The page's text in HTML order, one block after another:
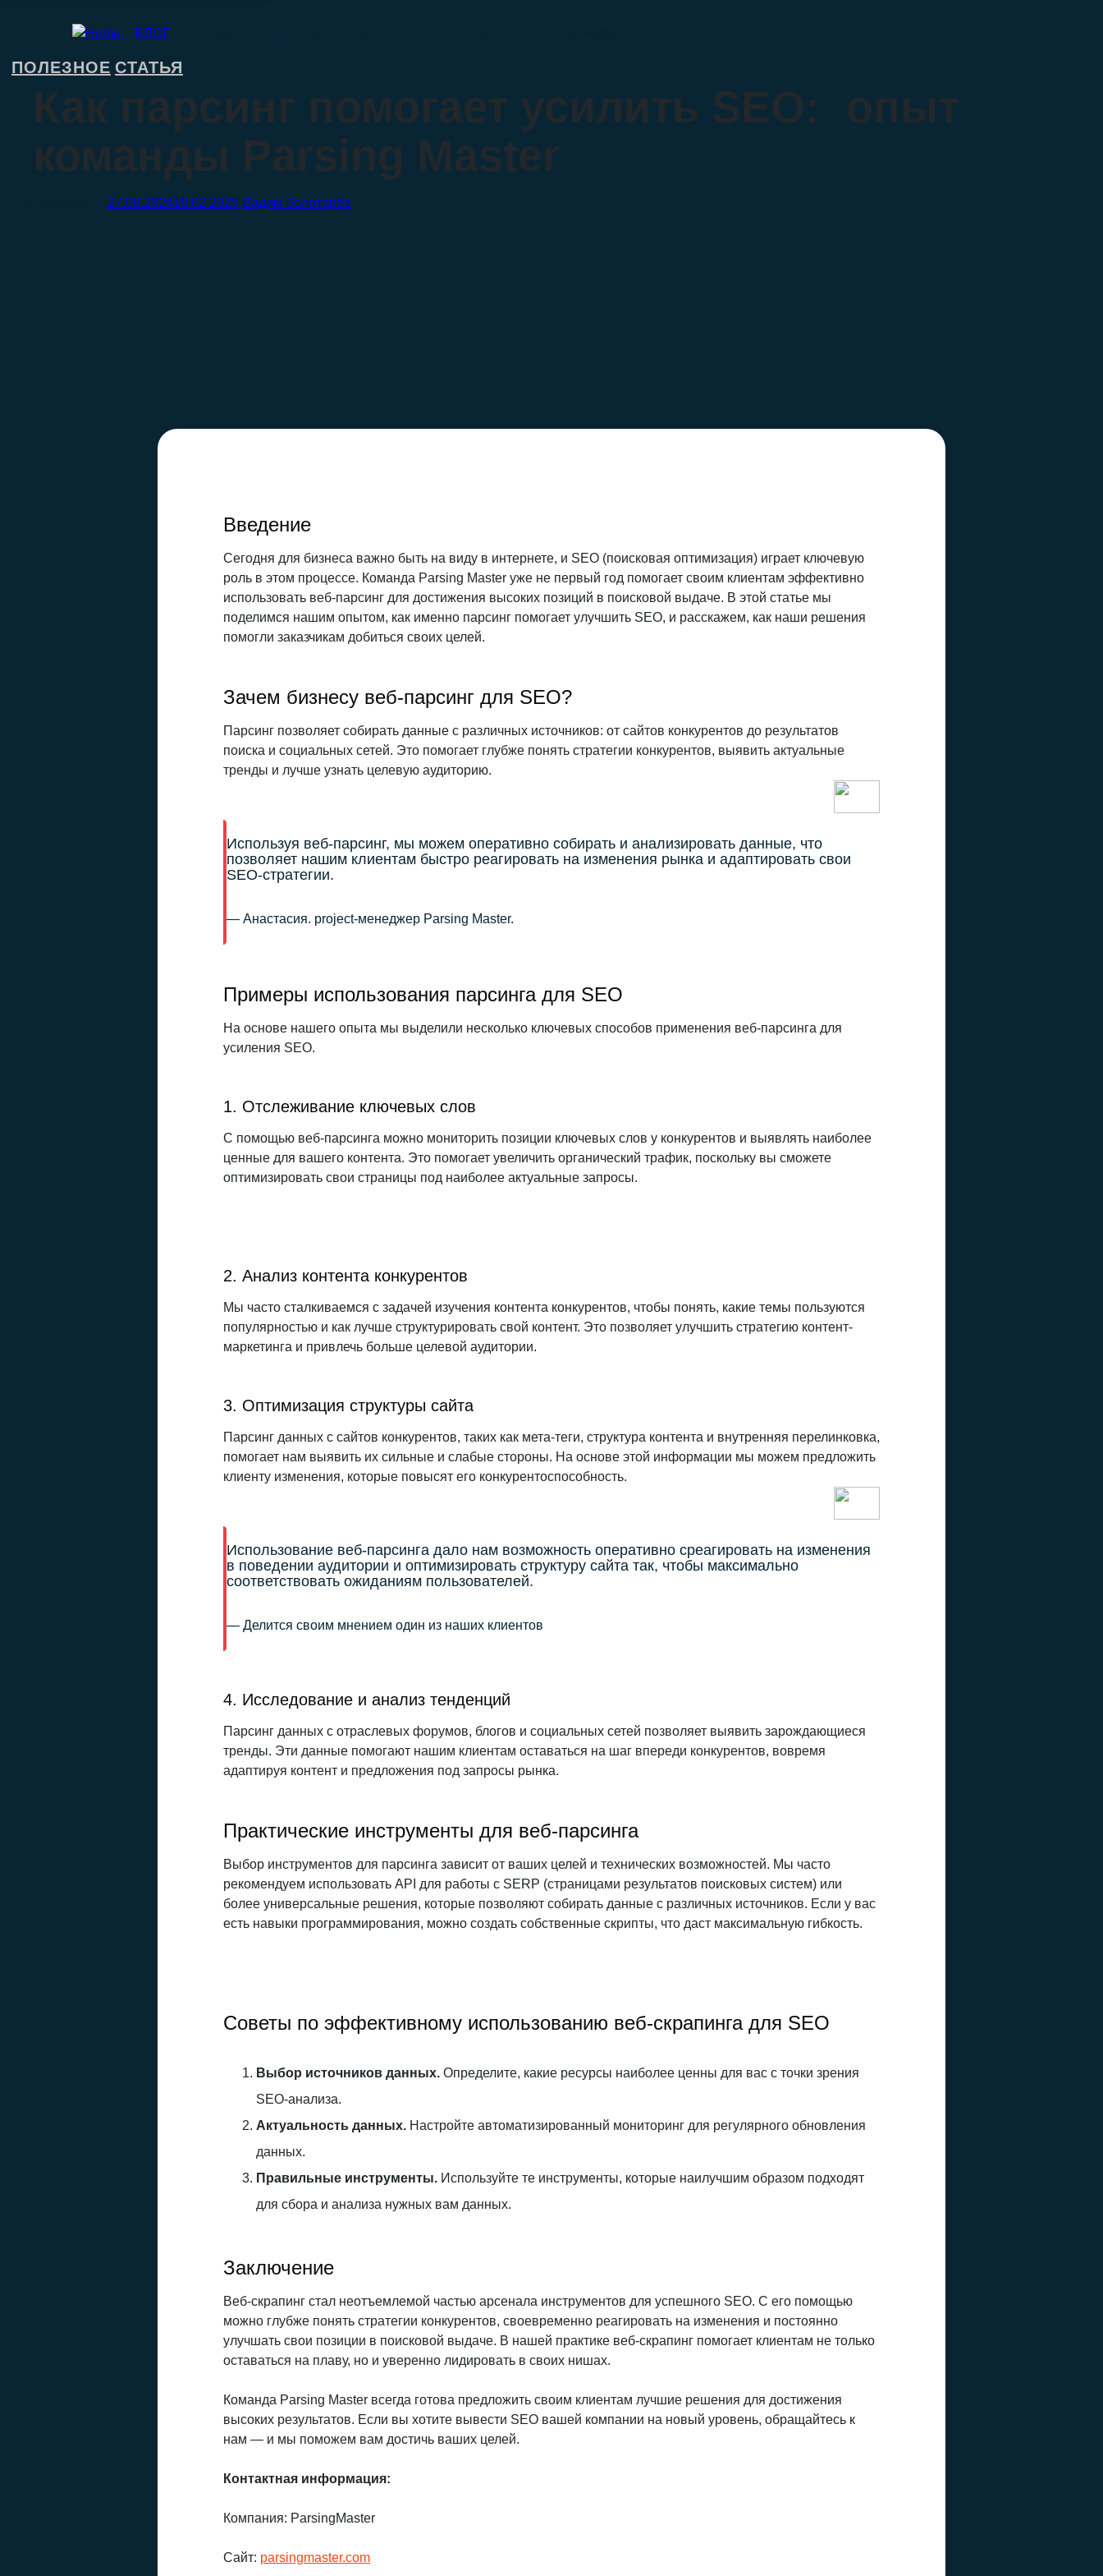
БЛОГ
ПОЛЕЗНОЕ,СТАТЬЯ
Как парсинг помогает усилить SEO: опыт
команды Parsing Master
27.08.202418.02.2025 Вадим Золотарёв
Введение
Сегодня для бизнеса важно быть на виду в интернете, и SEO (поисковая оптимизация) играет ключевую
роль в этом процессе. Команда Parsing Master уже не первый год помогает своим клиентам эффективно
использовать веб-парсинг для достижения высоких позиций в поисковой выдаче. В этой статье мы
поделимся нашим опытом, как именно парсинг помогает улучшить SEO, и расскажем, как наши решения
помогли заказчикам добиться своих целей.
Зачем бизнесу веб-парсинг для SEO?
Парсинг позволяет собирать данные с различных источников: от сайтов конкурентов до результатов
поиска и социальных сетей. Это помогает глубже понять стратегии конкурентов, выявить актуальные
тренды и лучше узнать целевую аудиторию.
Используя веб-парсинг, мы можем оперативно собирать и анализировать данные, что
позволяет нашим клиентам быстро реагировать на изменения рынка и адаптировать свои
SEO-стратегии.
— Анастасия. project-менеджер Parsing Master.
Примеры использования парсинга для SEO
На основе нашего опыта мы выделили несколько ключевых способов применения веб-парсинга для
усиления SEO.
1. Отслеживание ключевых слов
С помощью веб-парсинга можно мониторить позиции ключевых слов у конкурентов и выявлять наиболее
ценные для вашего контента. Это помогает увеличить органический трафик, поскольку вы сможете
оптимизировать свои страницы под наиболее актуальные запросы.
2. Анализ контента конкурентов
Мы часто сталкиваемся с задачей изучения контента конкурентов, чтобы понять, какие темы пользуются
популярностью и как лучше структурировать свой контент. Это позволяет улучшить стратегию контент-
маркетинга и привлечь больше целевой аудитории.
3. Оптимизация структуры сайта
Парсинг данных с сайтов конкурентов, таких как мета-теги, структура контента и внутренняя перелинковка,
помогает нам выявить их сильные и слабые стороны. На основе этой информации мы можем предложить
клиенту изменения, которые повысят его конкурентоспособность.
Использование веб-парсинга дало нам возможность оперативно среагировать на изменения
в поведении аудитории и оптимизировать структуру сайта так, чтобы максимально
соответствовать ожиданиям пользователей.
— Делится своим мнением один из наших клиентов
4. Исследование и анализ тенденций
Парсинг данных с отраслевых форумов, блогов и социальных сетей позволяет выявить зарождающиеся
тренды. Эти данные помогают нашим клиентам оставаться на шаг впереди конкурентов, вовремя
адаптируя контент и предложения под запросы рынка.
Практические инструменты для веб-парсинга
Выбор инструментов для парсинга зависит от ваших целей и технических возможностей. Мы часто
рекомендуем использовать API для работы с SERP (страницами результатов поисковых систем) или
более универсальные решения, которые позволяют собирать данные с различных источников. Если у вас
есть навыки программирования, можно создать собственные скрипты, что даст максимальную гибкость.
Советы по эффективному использованию веб-скрапинга для SEO
Выбор источников данных. Определите, какие ресурсы наиболее ценны для вас с точки зрения
SEO-анализа.
Актуальность данных. Настройте автоматизированный мониторинг для регулярного обновления
данных.
Правильные инструменты. Используйте те инструменты, которые наилучшим образом подходят
для сбора и анализа нужных вам данных.
Заключение
Веб-скрапинг стал неотъемлемой частью арсенала инструментов для успешного SEO. С его помощью
можно глубже понять стратегии конкурентов, своевременно реагировать на изменения и постоянно
улучшать свои позиции в поисковой выдаче. В нашей практике веб-скрапинг помогает клиентам не только
оставаться на плаву, но и уверенно лидировать в своих нишах.
Команда Parsing Master всегда готова предложить своим клиентам лучшие решения для достижения
высоких результатов. Если вы хотите вывести SEO вашей компании на новый уровень, обращайтесь к
нам — и мы поможем вам достичь ваших целей.
Контактная информация:
Компания: ParsingMaster
Сайт: parsingmaster.com